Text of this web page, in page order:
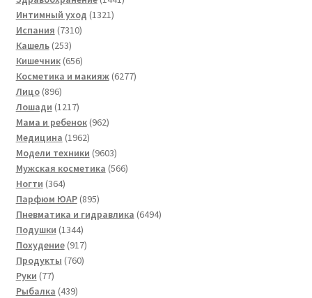
Интимный уход 13211321
Испания 73107310
Кашель 253253
товара
Кишечник 656656
товаров
Косметика и макияж 62776277
Лицо 896896
товаров
Лошади 12171217
товаров
Мама и ребенок 962962
Медицина 19621962
товара
Модели техники 96039603
товара
Мужская косметика 566566
Ногти 364364
товара
Парфюм ЮАР 895895
товаров
Пневматика и гидравлика 64946494
Подушки 13441344
товара
Похудение 917917
товаров
Продукты 760760
Руки 7777
товаров
Рыбалка 439439